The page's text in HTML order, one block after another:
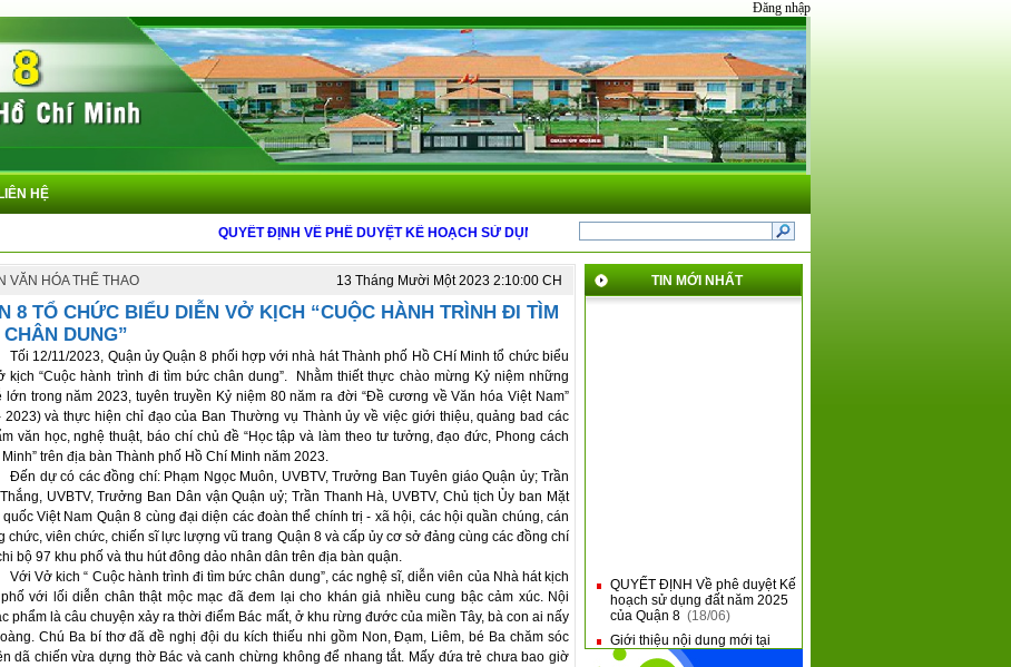
Đăng nhập
LIÊN HỆ
QUYẾT ĐỊNH VỀ PHÊ DUYỆT KẾ HOẠCH SỬ DỤNG ĐẤT NĂM 2025 CỦA QUẬN 8 GIỚI THIỆU NỘI DUNG MỚI TẠI THÔNG TƯ 31 VÀ
VĂN HÓA THỂ THAO 13 Tháng Mười Một 2023 2:10:00 CH
8 TỔ CHỨC BIỂU DIỄN VỞ KỊCH “CUỘC HÀNH TRÌNH ĐI TÌM
DUNG”
Tối 12/11/2023, Quận ủy Quận 8 phối hợp với nhà hát Thành phố Hồ CHí Minh tổ chức biểu
kịch “Cuộc hành trình đi tìm bức chân dung”. Nhằm thiết thực chào mừng Kỷ niệm những
lớn trong năm 2023, tuyên truyền Kỷ niệm 80 năm ra đời “Đề cương về Văn hóa Việt Nam”
2023) và thực hiện chỉ đạo của Ban Thường vụ Thành ủy về việc giới thiệu, quảng bad các
văn học, nghệ thuật, báo chí chủ đề “Học tập và làm theo tư tưởng, đạo đức, Phong cách
Minh” trên địa bàn Thành phố Hồ Chí Minh năm 2023.
Đến dự có các đồng chí: Phạm Ngọc Muôn, UVBTV, Trưởng Ban Tuyên giáo Quận ủy; Trần
UVBTV, Trưởng Ban Dân vận Quận uỷ; Trần Thanh Hà, UVBTV, Chủ tịch Ủy ban Mặt
quốc Việt Nam Quận 8 cùng đại diện các đoàn thể chính trị - xã hội, các hội quần chúng, cán
chức, viên chức, chiến sĩ lực lượng vũ trang Quận 8 và cấp ủy cơ sở đảng cùng các đồng chí
bộ 97 khu phố và thu hút đông dảo nhân dân trên địa bàn quận.
Với Vở kich “ Cuộc hành trình đi tìm bức chân dung”, các nghệ sĩ, diễn viên của Nhà hát kịch
với lối diễn chân thật mộc mạc đã đem lại cho khán giả nhiều cung bậc cảm xúc. Nội
phẩm là câu chuyện xảy ra thời điểm Bác mất, ở khu rừng đước của miền Tây, bà con ai nấy
Chú Ba bí thơ đã đề nghị đội du kích thiếu nhi gồm Non, Ðạm, Liêm, bé Ba chăm sóc
dã chiến vừa dựng thờ Bác và canh chừng không để nhang tắt. Mấy đứa trẻ chưa bao giờ
TIN MỚI NHẤT
hoạch sử dụng đất năm 2025
của Quận 8(18/06)
Giới thiệu nội dung mới tại
Thông tư 31 và Thông tư 32
của Bộ Tài Chính(10/06)